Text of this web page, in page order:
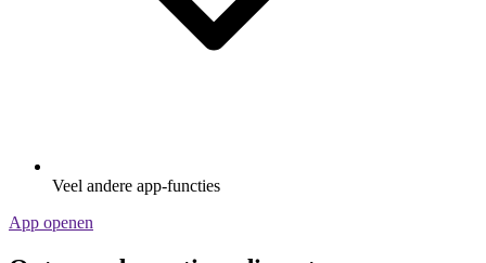
Veel andere app-functies
App openen